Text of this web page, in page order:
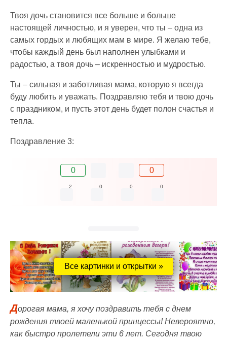
Твоя дочь становится все больше и больше
настоящей личностью, и я уверен, что ты – одна из
самых гордых и любящих мам в мире. Я желаю тебе,
чтобы каждый день был наполнен улыбками и
радостью, а твоя дочь – искренностью и мудростью.
Ты – сильная и заботливая мама, которую я всегда
буду любить и уважать. Поздравляю тебя и твою дочь
с праздником, и пусть этот день будет полон счастья и
тепла.
Поздравление 3:
0 0
2 0 0 0
Все картинки и открытки »
Дорогая мама, я хочу поздравить тебя с днем
рождения твоей маленькой принцессы! Невероятно,
как быстро пролетели эти 6 лет. Сегодня твою